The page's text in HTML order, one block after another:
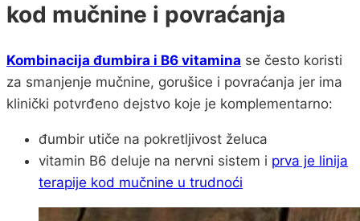
kod mučnine i povraćanja
Kombinacija đumbira i B6 vitamina se često koristi
za smanjenje mučnine, gorušice i povraćanja jer ima
klinički potvrđeno dejstvo koje je komplementarno:
đumbir utiče na pokretljivost želuca
vitamin B6 deluje na nervni sistem i prva je linija
terapije kod mučnine u trudnoći